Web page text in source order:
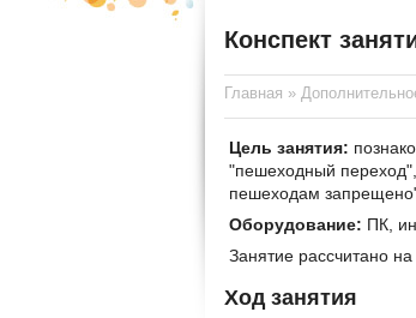
Конспект
Главная »
Цель занятия:
"пешеходный
пешеходам
Оборудование: ПК,
Занятие рассчитано
Ход занятия